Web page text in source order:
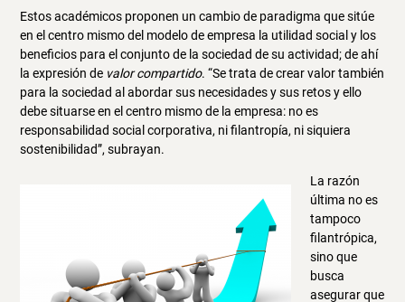
Estos académicos proponen un cambio de paradigma que sitúe
en el centro mismo del modelo de empresa la utilidad social y los
beneficios para el conjunto de la sociedad de su actividad; de ahí
la expresión de valor compartido. “Se trata de crear valor también
para la sociedad al abordar sus necesidades y sus retos y ello
debe situarse en el centro mismo de la empresa: no es
responsabilidad social corporativa, ni filantropía, ni siquiera
sostenibilidad”, subrayan.
La razón
última no es
tampoco
filantrópica,
sino que
busca
asegurar que